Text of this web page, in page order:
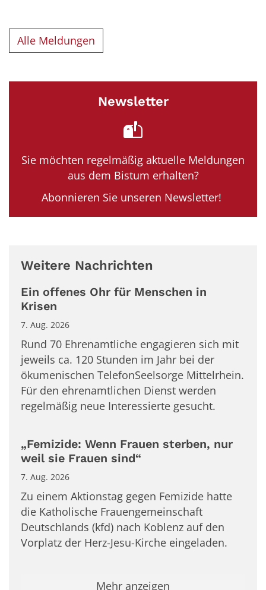
Alle Meldungen
Newsletter
Sie möchten regelmäßig aktuelle Meldungen
aus dem Bistum erhalten?
Abonnieren Sie unseren Newsletter!
Weitere Nachrichten
Ein offenes Ohr für Menschen in
Krisen
7. Aug. 2026
Rund 70 Ehrenamtliche engagieren sich mit
jeweils ca. 120 Stunden im Jahr bei der
ökumenischen TelefonSeelsorge Mittelrhein.
Für den ehrenamtlichen Dienst werden
regelmäßig neue Interessierte gesucht.
„Femizide: Wenn Frauen sterben, nur
weil sie Frauen sind“
7. Aug. 2026
Zu einem Aktionstag gegen Femizide hatte
die Katholische Frauengemeinschaft
Deutschlands (kfd) nach Koblenz auf den
Vorplatz der Herz-Jesu-Kirche eingeladen.
Mehr anzeigen